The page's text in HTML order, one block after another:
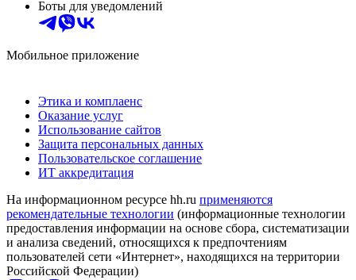
Боты для уведомлений
Мобильное приложение
Этика и комплаенс
Оказание услуг
Использование сайтов
Защита персональных данных
Пользовательское соглашение
ИТ аккредитация
На информационном ресурсе hh.ru применяются
рекомендательные технологии (информационные технологии
предоставления информации на основе сбора, систематизации
и анализа сведений, относящихся к предпочтениям
пользователей сети «Интернет», находящихся на территории
Российской Федерации)